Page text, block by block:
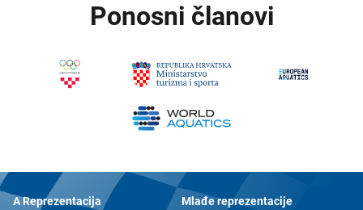
Ponosni članovi
A Reprezentacija Mlađe reprezentacije